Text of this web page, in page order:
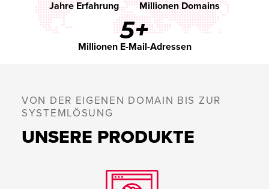
Jahre Erfahrung Millionen Domains
5+
Millionen E-Mail-Adressen
VON DER EIGENEN DOMAIN BIS ZUR
SYSTEMLÖSUNG
UNSERE PRODUKTE